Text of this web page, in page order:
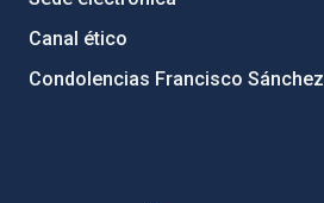
Canal ético
Condolencias Francisco Sánchez